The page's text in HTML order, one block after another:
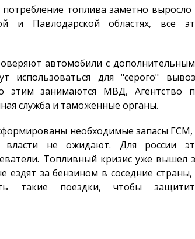
топлива заметно выросло
и Павлодарской областях, все
автомобили с
использоваться для "серого"
этим занимаются МВД, Агентство
служба и таможенные органы.
необходимые запасы ГСМ,
власти не ожидают. Для россии
Топливный кризис уже вышел
ездят за бензином в соседние страны,
такие поездки, чтобы